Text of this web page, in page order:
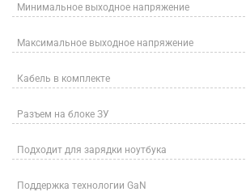
Минимальное выходное напряжение
Максимальное выходное напряжение
Кабель в комплекте
Разъем на блоке ЗУ
Подходит для зарядки ноутбука
Поддержка технологии GaN